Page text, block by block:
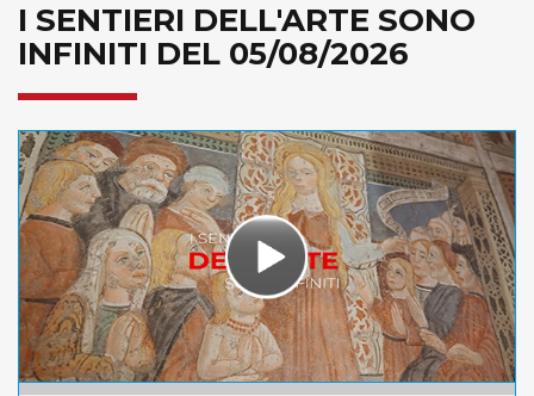
I SENTIERI DELL'ARTE SONO
INFINITI DEL 05/08/2026